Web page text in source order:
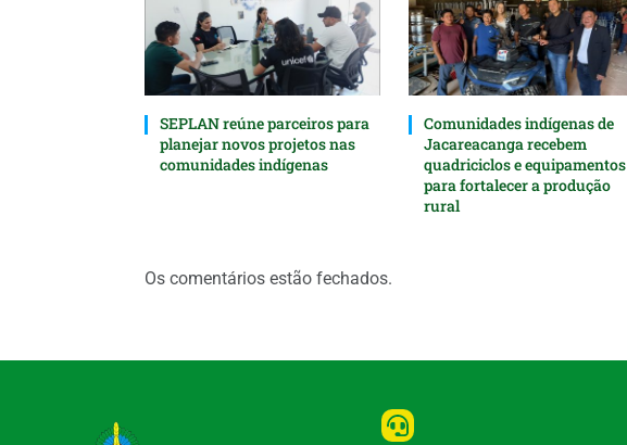
SEPLAN reúne parceiros para
planejar novos projetos nas
comunidades indígenas
Comunidades indígenas de
Jacareacanga recebem
quadriciclos e equipamentos
para fortalecer a produção
rural
Os comentários estão fechados.